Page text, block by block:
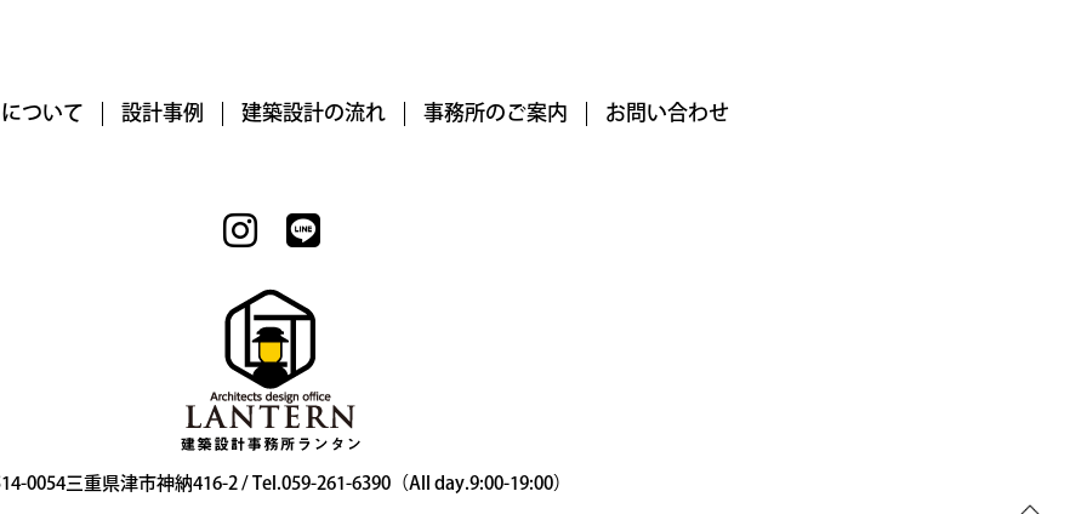
ついて 設計事例 建築設計の流れ 事務所のご案内 お問い合わせ
0054三重県津市神納416-2 / Tel.059-261-6390（All day.9:00-19:00）